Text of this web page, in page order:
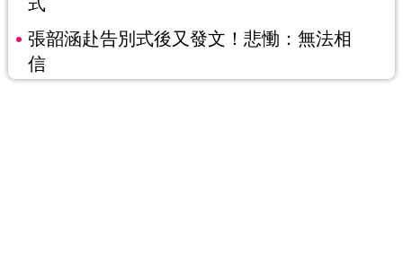
張韶涵赴告別式後又發文！悲慟：無法相
信